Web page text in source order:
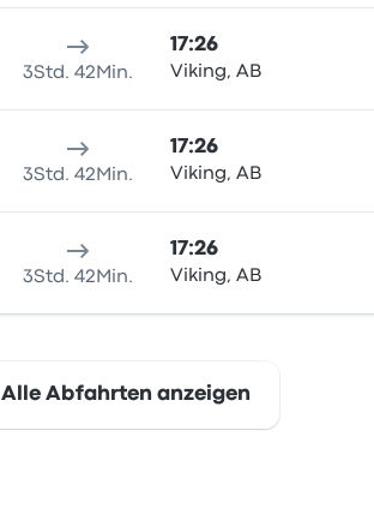
3Std. 42Min.
17:26
Viking, AB
3Std. 42Min.
17:26
Viking, AB
3Std. 42Min.
17:26
Viking, AB
Alle Abfahrten anzeigen